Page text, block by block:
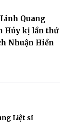
Quang
Húy kị lần thứ
Nhuận Hiền
Liệt sĩ